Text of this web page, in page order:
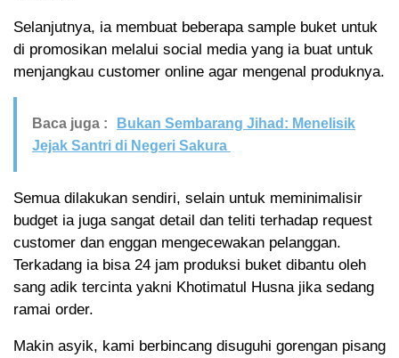
Selanjutnya, ia membuat beberapa sample buket untuk
di promosikan melalui social media yang ia buat untuk
menjangkau customer online agar mengenal produknya.
Baca juga :
Bukan Sembarang Jihad: Menelisik
Jejak Santri di Negeri Sakura
Semua dilakukan sendiri, selain untuk meminimalisir
budget ia juga sangat detail dan teliti terhadap request
customer dan enggan mengecewakan pelanggan.
Terkadang ia bisa 24 jam produksi buket dibantu oleh
sang adik tercinta yakni Khotimatul Husna jika sedang
ramai order.
Makin asyik, kami berbincang disuguhi gorengan pisang